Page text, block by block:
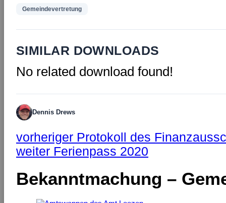
Gemeindevertretung
SIMILAR DOWNLOADS
No related download found!
Dennis Drews
vorheriger Protokoll des
weiter Ferienpass 2020
Bekanntmachung –